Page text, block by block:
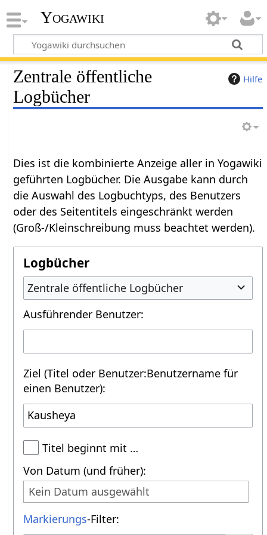
Yogawiki
Hilfe
Zentrale öffentliche
Logbücher
Dies ist die kombinierte Anzeige aller in Yogawiki
geführten Logbücher. Die Ausgabe kann durch
die Auswahl des Logbuchtyps, des Benutzers
oder des Seitentitels eingeschränkt werden
(Groß-/Kleinschreibung muss beachtet werden).
Logbücher
Zentrale öffentliche Logbücher
Ausführender Benutzer:
Ziel (Titel oder Benutzer:Benutzername für
einen Benutzer):
Titel beginnt mit …
Von Datum (und früher):
Kein Datum ausgewählt
Markierungs-Filter: